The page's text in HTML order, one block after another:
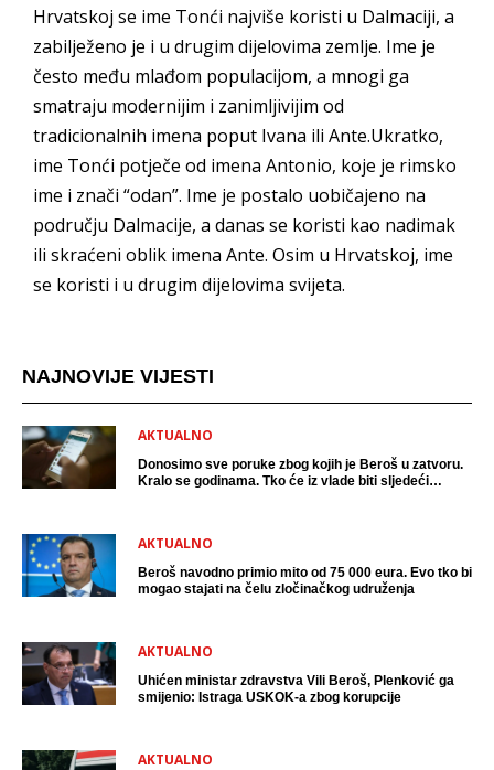
Hrvatskoj se ime Tonći najviše koristi u Dalmaciji, a
zabilježeno je i u drugim dijelovima zemlje. Ime je
često među mlađom populacijom, a mnogi ga
smatraju modernijim i zanimljivijim od
tradicionalnih imena poput Ivana ili Ante.Ukratko,
ime Tonći potječe od imena Antonio, koje je rimsko
ime i znači “odan”. Ime je postalo uobičajeno na
području Dalmacije, a danas se koristi kao nadimak
ili skraćeni oblik imena Ante. Osim u Hrvatskoj, ime
se koristi i u drugim dijelovima svijeta.
NAJNOVIJE VIJESTI
AKTUALNO
Donosimo sve poruke zbog kojih je Beroš u zatvoru.
Kralo se godinama. Tko će iz vlade biti sljedeći
AKTUALNO
Beroš navodno primio mito od 75 000 eura. Evo tko bi
mogao stajati na čelu zločinačkog udruženja
AKTUALNO
Uhićen ministar zdravstva Vili Beroš, Plenković ga
smijenio: Istraga USKOK-a zbog korupcije
AKTUALNO